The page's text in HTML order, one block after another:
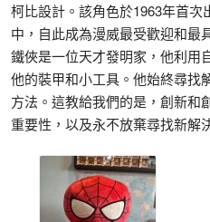
柯比設計。該角色於1963年首次
中，自此成為漫威最受歡迎和最
鐵俠是一位天才發明家，他利用
他的裝甲和小工具。他始終尋找
方法。這教給我們的是，創新和
重要性，以及永不放棄尋找新解